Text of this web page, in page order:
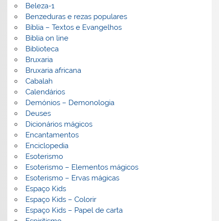
Beleza-1
Benzeduras e rezas populares
Bíblia – Textos e Evangelhos
Biblia on line
Biblioteca
Bruxaria
Bruxaria africana
Cabalah
Calendários
Demónios – Demonologia
Deuses
Dicionários mágicos
Encantamentos
Enciclopedia
Esoterismo
Esoterismo – Elementos mágicos
Esoterismo – Ervas mágicas
Espaço Kids
Espaço Kids – Colorir
Espaço Kids – Papel de carta